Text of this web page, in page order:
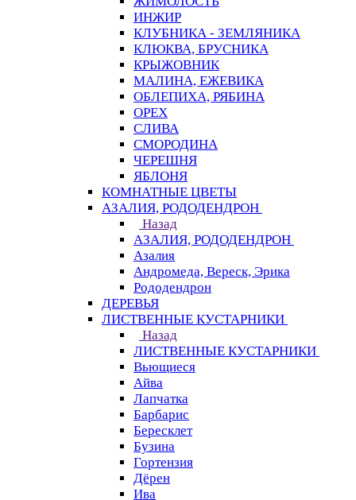
ИНЖИР
КЛУБНИКА - ЗЕМЛЯНИКА
КЛЮКВА, БРУСНИКА
КРЫЖОВНИК
МАЛИНА, ЕЖЕВИКА
ОБЛЕПИХА, РЯБИНА
ОРЕХ
СЛИВА
СМОРОДИНА
ЧЕРЕШНЯ
ЯБЛОНЯ
КОМНАТНЫЕ ЦВЕТЫ
АЗАЛИЯ, РОДОДЕНДРОН
Назад
АЗАЛИЯ, РОДОДЕНДРОН
Азалия
Андромеда, Вереск, Эрика
Рододендрон
ДЕРЕВЬЯ
ЛИСТВЕННЫЕ КУСТАРНИКИ
Назад
ЛИСТВЕННЫЕ КУСТАРНИКИ
Вьющиеся
Айва
Лапчатка
Барбарис
Бересклет
Бузина
Гортензия
Дёрен
Ива